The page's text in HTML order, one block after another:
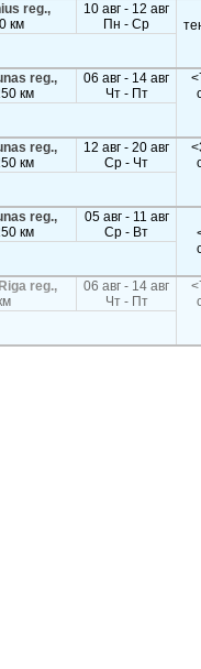
reg.,
км
10 авг - 12 авг
Пн - Ср
reg.,
км
06 авг - 14 авг
Чт - Пт
reg.,
км
12 авг - 20 авг
Ср - Чт
reg.,
км
05 авг - 11 авг
Ср - Вт
reg.,
06 авг - 14 авг
Чт - Пт